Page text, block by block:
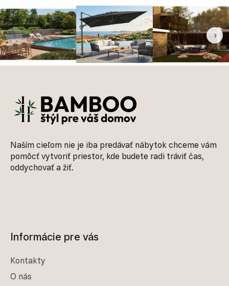
‹ ›
Naším cieľom nie je iba predávať nábytok chceme vám
pomôcť vytvoriť priestor, kde budete radi tráviť čas,
oddychovať a žiť.
Informácie pre vás
Kontakty
O nás